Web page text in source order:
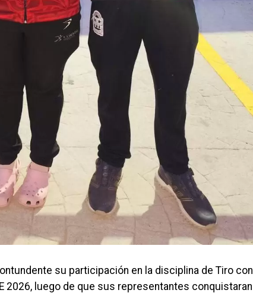
su participación en la disciplina de Tiro con
2026, luego de que sus representantes conquistaran